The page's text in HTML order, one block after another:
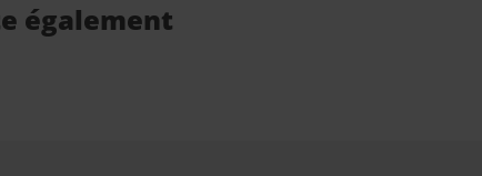
également